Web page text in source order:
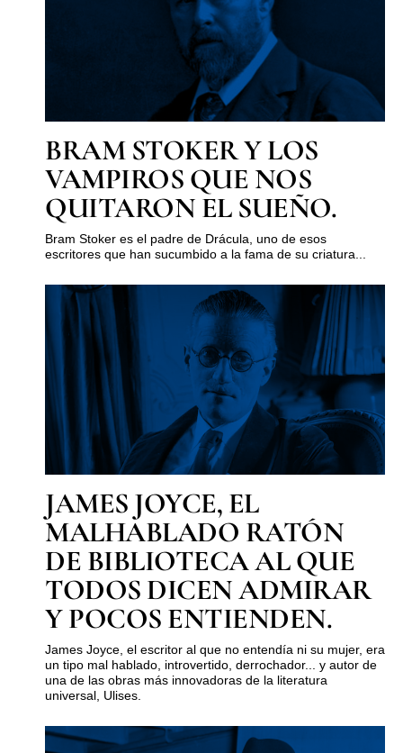
BRAM STOKER Y LOS
VAMPIROS QUE NOS
QUITARON EL SUEÑO.
Bram Stoker es el padre de Drácula, uno de esos
escritores que han sucumbido a la fama de su criatura...
JAMES JOYCE, EL
MALHABLADO RATÓN
DE BIBLIOTECA AL QUE
TODOS DICEN ADMIRAR
Y POCOS ENTIENDEN.
James Joyce, el escritor al que no entendía ni su mujer, era
un tipo mal hablado, introvertido, derrochador... y autor de
una de las obras más innovadoras de la literatura
universal, Ulises.